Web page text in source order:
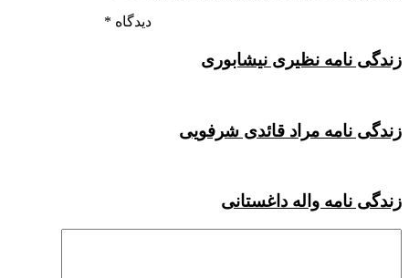
زندگی نامه نظیری نیشابوری
زندگی نامه مراد قائدی شرفویی
زندگی نامه واله داغستانی
دیدگاه *